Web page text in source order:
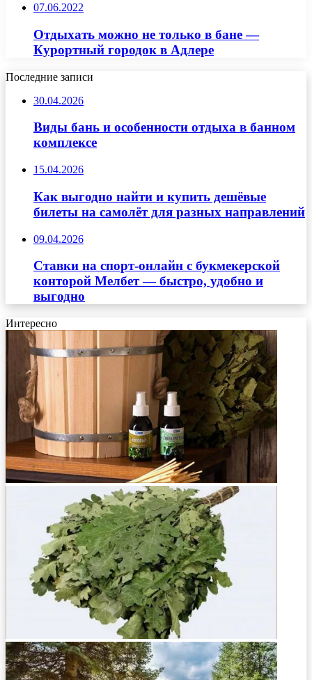
07.06.2022
Отдыхать можно не только в бане —
Курортный городок в Адлере
Последние записи
30.04.2026
Виды бань и особенности отдыха в банном
комплексе
15.04.2026
Как выгодно найти и купить дешёвые
билеты на самолёт для разных направлений
09.04.2026
Ставки на спорт-онлайн с букмекерской
конторой Мелбет — быстро, удобно и
выгодно
Интересно